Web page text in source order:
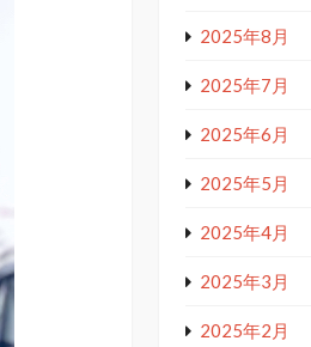
2025年8月
2025年7月
2025年6月
2025年5月
2025年4月
2025年3月
2025年2月